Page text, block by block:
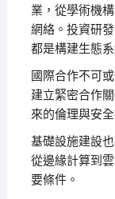
業，從學術機
網絡。投資研
都是構建生態
國際合作不可
建立緊密合作
來的倫理與安全
基礎設施建設
從邊緣計算到
要條件。